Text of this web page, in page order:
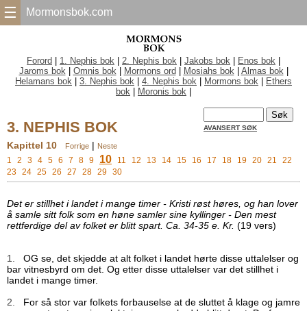
☰ Mormonsbok.com
Forord 1. Nephis bok 2. Nephis bok Jakobs bok Enos bok
Jaroms bok| Omnis bok| Mormons ord Mosiahs bok| Almas bok|
Helamans bok
3. Nephis bok 4. Nephis bok Mormons bok
Ethers
bok
Moronis bok
AVANSERT SØK
3. NEPHIS BOK
Kapittel 10 Forrige | Neste
1 2 3 4 5 6 7 8 9 10 11 12 13 14 15 16 17 18 19 20 21
22
23 24 25 26 27 28 29 30
Det er stillhet i landet i mange timer - Kristi røst høres, og han lover
å samle sitt folk som en høne samler sine kyllinger - Den mest
rettferdige del av folket er blitt spart. Ca. 34-35 e. Kr. (19 vers)
1.
OG se, det skjedde at alt folket i landet hørte disse uttalelser og
bar vitnesbyrd om det. Og etter disse uttalelser var det stillhet i
landet i mange timer.
2.
For så stor var folkets forbauselse at de sluttet å klage og jamre